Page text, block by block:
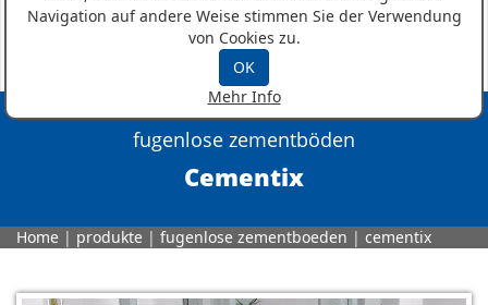
Navigation auf andere Weise stimmen Sie der Verwendung
von Cookies zu.
OK
Mehr Info
Referenzen
fugenlose zementböden
Cementix
Home | produkte | fugenlose zementboeden | cementix